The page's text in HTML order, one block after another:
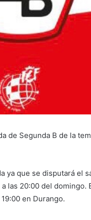
de Segunda B de la
ya que se disputará el
las 20:00 del
en Durango.